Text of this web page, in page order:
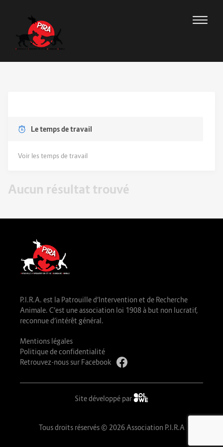
Le temps de travail
Voir les temps de travail
Aucun résultat trouvé
P.I.R.A. est la Patrouille d’Intervention et de Recherche
Animale. C’est une association loi 1908 à but non lucratif,
reconnue d’intérêt général.
Mentions légales
Politique de confidentialité
Retrouvez-nous sur Facebook
Site développé par
Tous droits réservés © 2026 Association P.I.R.A